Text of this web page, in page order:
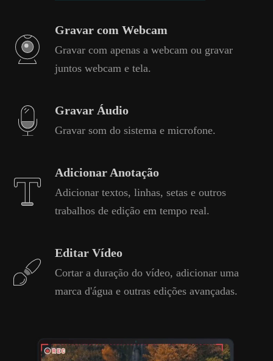
Gravar com Webcam
Gravar com apenas a webcam ou gravar
juntos webcam e tela.
Gravar Áudio
Gravar som do sistema e microfone.
Adicionar Anotação
Adicionar textos, linhas, setas e outros
trabalhos de edição em tempo real.
Editar Vídeo
Cortar a duração do vídeo, adicionar uma
marca d'água e outras edições avançadas.